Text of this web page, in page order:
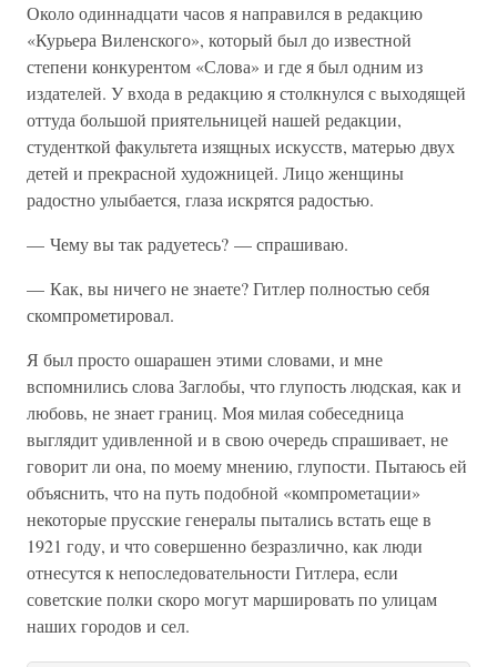
Около одиннадцати часов я направился в редакцию
«Курьера Виленского», который был до известной
степени конкурентом «Слова» и где я был одним из
издателей. У входа в редакцию я столкнулся с выходящей
оттуда большой приятельницей нашей редакции,
студенткой факультета изящных искусств, матерью двух
детей и прекрасной художницей. Лицо женщины
радостно улыбается, глаза искрятся радостью.
— Чему вы так радуетесь? — спрашиваю.
— Как, вы ничего не знаете? Гитлер полностью себя
скомпрометировал.
Я был просто ошарашен этими словами, и мне
вспомнились слова Заглобы, что глупость людская, как и
любовь, не знает границ. Моя милая собеседница
выглядит удивленной и в свою очередь спрашивает, не
говорит ли она, по моему мнению, глупости. Пытаюсь ей
объяснить, что на путь подобной «компрометации»
некоторые прусские генералы пытались встать еще в
1921 году, и что совершенно безразлично, как люди
отнесутся к непоследовательности Гитлера, если
советские полки скоро могут маршировать по улицам
наших городов и сел.